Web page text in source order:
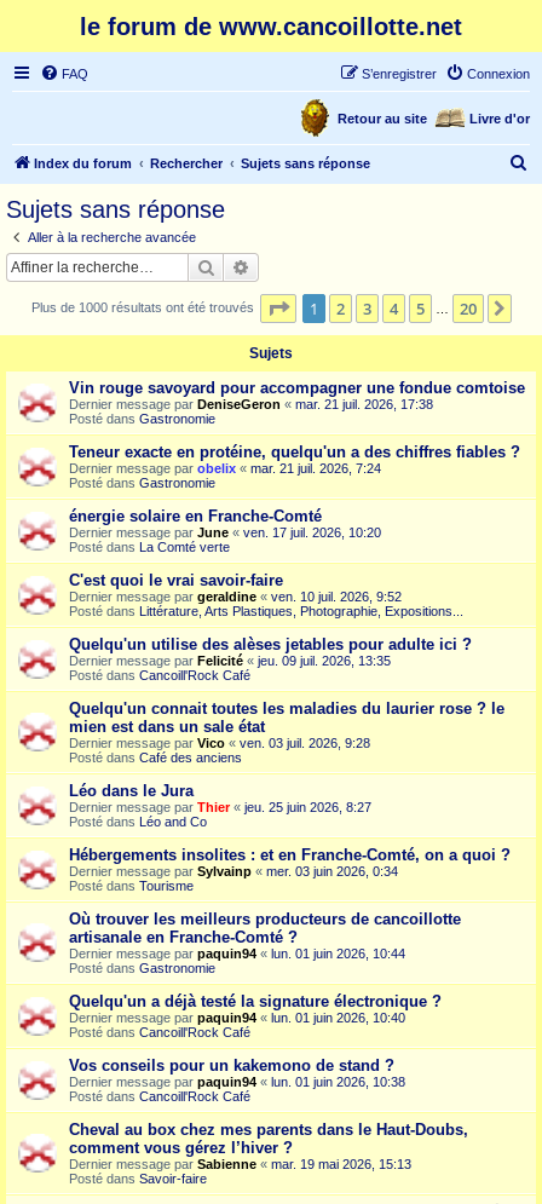
le forum de www.cancoillotte.net
FAQ Connexion
S’enregistrer
Livre d'or
Retour au site
Index du forum Rechercher Sujets sans réponse
c
Sujets sans réponse
Aller à la recherche avancée
Rechercher
Plus de 1000 résultats ont été trouvés Page 1sur20
1 2 3 4 5 20
Sujets
Vin rouge savoyard pour accompagner une fondue comtoise
Dernier message par DeniseGeron « mar. 21 juil. 2026, 17:38
Posté dans Gastronomie
Teneur exacte en protéine, quelqu'un a des chiffres fiables ?
Dernier message par obelix « mar. 21 juil. 2026, 7:24
Posté dans Gastronomie
énergie solaire en Franche-Comté
Dernier message par June « ven. 17 juil. 2026, 10:20
Posté dans La Comté verte
C'est quoi le vrai savoir-faire
Dernier message par geraldine « ven. 10 juil. 2026, 9:52
Posté dans Littérature, Arts Plastiques, Photographie, Expositions...
Quelqu'un utilise des alèses jetables pour adulte ici ?
Dernier message par Felicité « jeu. 09 juil. 2026, 13:35
Posté dans Cancoill'Rock Café
Quelqu'un connait toutes les maladies du laurier rose ? le
mien est dans un sale état
Dernier message par Vico « ven. 03 juil. 2026, 9:28
Posté dans Café des anciens
Léo dans le Jura
Dernier message par Thier« jeu. 25 juin 2026, 8:27
Posté dans Léo and Co
Hébergements insolites : et en Franche-Comté, on a quoi ?
Dernier message par Sylvainp « mer. 03 juin 2026, 0:34
Posté dans Tourisme
Où trouver les meilleurs producteurs de cancoillotte
artisanale en Franche-Comté ?
Dernier message par paquin94 « lun. 01 juin 2026, 10:44
Posté dans Gastronomie
Quelqu'un a déjà testé la signature électronique ?
Dernier message par paquin94 « lun. 01 juin 2026, 10:40
Posté dans Cancoill'Rock Café
Vos conseils pour un kakemono de stand ?
Dernier message par paquin94 « lun. 01 juin 2026, 10:38
Posté dans Cancoill'Rock Café
Cheval au box chez mes parents dans le Haut-Doubs,
comment vous gérez l’hiver ?
Dernier message par Sabienne « mar. 19 mai 2026, 15:13
Posté dans Savoir-faire